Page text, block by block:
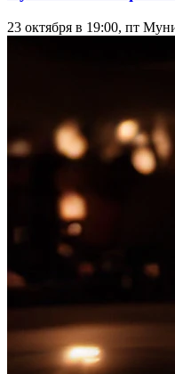
23 октября в 19:00, пт